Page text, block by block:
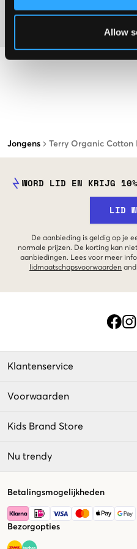
Allow
Jongens Terry Organic
WORD LID EN KRIJG
LID
De aanbieding is geldig op je
normale prijzen. De korting kan
aanbiedingen. Lees voor meer
lidmaatschapsvoorwaarden
Klantenservice
Voorwaarden
Kids Brand Store
Nu trendy
Betalingsmogelijkheden
Bezorgopties